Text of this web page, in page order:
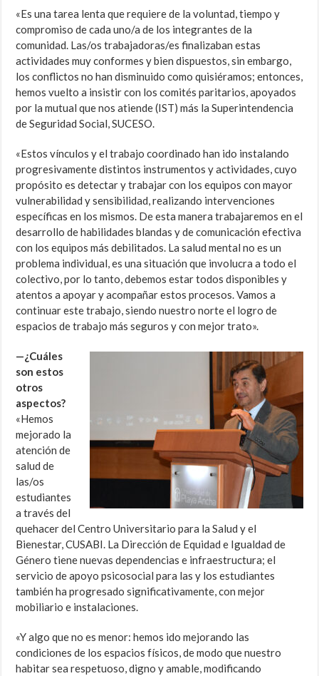
«Es una tarea lenta que requiere de la voluntad, tiempo y
compromiso de cada uno/a de los integrantes de la
comunidad. Las/os trabajadoras/es finalizaban estas
actividades muy conformes y bien dispuestos, sin embargo,
los conflictos no han disminuido como quisiéramos; entonces,
hemos vuelto a insistir con los comités paritarios, apoyados
por la mutual que nos atiende (IST) más la Superintendencia
de Seguridad Social, SUCESO.
«Estos vínculos y el trabajo coordinado han ido instalando
progresivamente distintos instrumentos y actividades, cuyo
propósito es detectar y trabajar con los equipos con mayor
vulnerabilidad y sensibilidad, realizando intervenciones
específicas en los mismos. De esta manera trabajaremos en el
desarrollo de habilidades blandas y de comunicación efectiva
con los equipos más debilitados. La salud mental no es un
problema individual, es una situación que involucra a todo el
colectivo, por lo tanto, debemos estar todos disponibles y
atentos a apoyar y acompañar estos procesos. Vamos a
continuar este trabajo, siendo nuestro norte el logro de
espacios de trabajo más seguros y con mejor trato».
—¿Cuáles
son estos
otros
aspectos?
«Hemos
mejorado la
atención de
salud de
las/os
estudiantes
a través del
quehacer del Centro Universitario para la Salud y el
Bienestar, CUSABI. La Dirección de Equidad e Igualdad de
Género tiene nuevas dependencias e infraestructura; el
servicio de apoyo psicosocial para las y los estudiantes
también ha progresado significativamente, con mejor
mobiliario e instalaciones.
«Y algo que no es menor: hemos ido mejorando las
condiciones de los espacios físicos, de modo que nuestro
habitar sea respetuoso, digno y amable, modificando